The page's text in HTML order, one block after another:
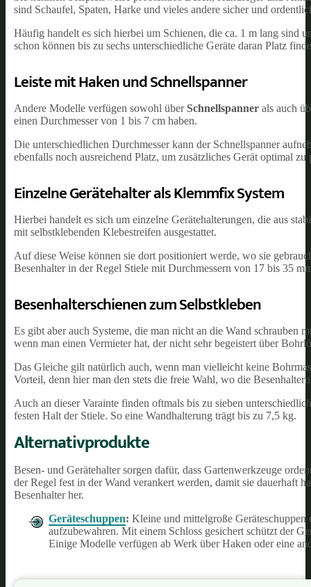
sind Schaufel, Spaten, Harke und vieles andere sicher und
Häufig handelt es sich hierbei um Schienen, die ca. 1 m lang sind
schon können bis zu sechs unterschiedliche Geräte daran Platz
Leiste mit Haken und Schnellspanner
Andere Modelle verfügen sowohl überSchnellspanner als auch
einen Durchmesser von 1 bis 7 cm haben.
Die unterschiedlichen Durchmesser kann der Schnellspanner
ebenfalls noch ausreichend Platz, um zusätzliches Gerät optimal zu
Einzelne Gerätehalter als Klemmfix System
Hierbei handelt es sich um einzelne Gerätehalterungen, die aus
mit selbstklebenden Klebestreifen ausgestattet.
Auf diese Weise können sie dort positioniert werde, wo sie
Besenhalter in der Regel Stiele mit Durchmessern von 17 bis 35
Besenhalterschienen zum Selbstkleben
Es gibt aber auch Systeme, die man nicht an die Wand schrauben
wenn man einen Vermieter hat, der nicht sehr begeistert über
Das Gleiche gilt natürlich auch, wenn man vielleicht keine
Vorteil, denn hier man den stets die freie Wahl, wo die
Auch an dieser Varainte finden oftmals bis zu sieben
festen Halt der Stiele. So eine Wandhalterung trägt bis zu 7,5 kg.
Alternativprodukte
Besen- und Gerätehalter sorgen dafür, dass Gartenwerkzeuge
der Regel fest in der Wand verankert werden, damit sie dauerhaft
Besenhalter her.
Geräteschuppen: Kleine und mittelgroße Geräteschuppen
aufzubewahren. Mit einem Schloss gesichert schützt der
Einige Modelle verfügen ab Werk über Haken oder eine